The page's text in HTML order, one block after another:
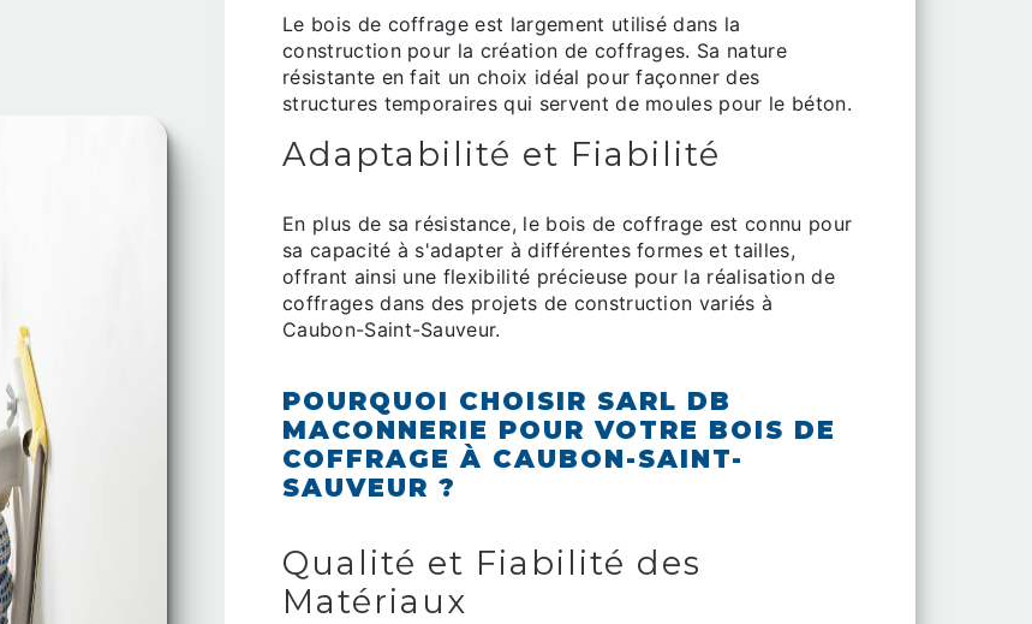
Le bois de coffrage est largement utilisé dans la
construction pour la création de coffrages. Sa nature
résistante en fait un choix idéal pour façonner des
structures temporaires qui servent de moules pour le béton.
Adaptabilité et Fiabilité
En plus de sa résistance, le bois de coffrage est connu pour
sa capacité à s'adapter à différentes formes et tailles,
offrant ainsi une flexibilité précieuse pour la réalisation de
coffrages dans des projets de construction variés à
Caubon-Saint-Sauveur.
POURQUOI CHOISIR SARL DB
MACONNERIE POUR VOTRE BOIS DE
COFFRAGE À CAUBON-SAINT-
SAUVEUR ?
Qualité et Fiabilité des
Matériaux